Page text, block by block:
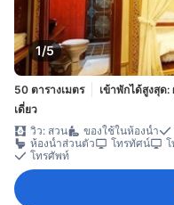
1/5
50 ตารางเมตร เข้าพักได้สูงสุด
เดี่ยว
วิว: สวน
ของใช้ในห้องน้ำ
ห้องน้ำส่วนตัว
โทรทัศน์
โทรศัพท์